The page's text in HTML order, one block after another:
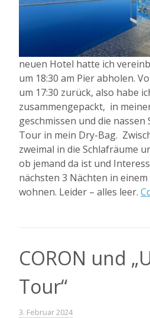
neuen Hotel hatte ich
um 18:30 am Pier abholen.
um 17:30 zurück, also habe
zusammengepackt, in
geschmissen und die nassen
Tour in mein Dry-Bag.
zweimal in die Schlafräume
ob jemand da ist und
nächsten 3 Nächten in
wohnen. Leider – alles leer.
CORON und
Tour“
3. Februar 2024